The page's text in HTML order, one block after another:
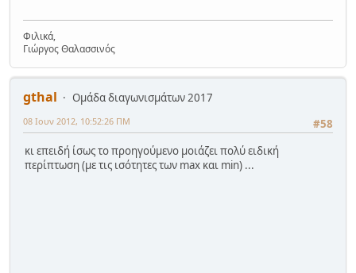
Φιλικά,
Γιώργος Θαλασσινός
gthal
Ομάδα διαγωνισμάτων 2017
#58
08 Ιουν 2012, 10:52:26 ΠΜ
κι επειδή ίσως το προηγούμενο μοιάζει πολύ ειδική
περίπτωση (με τις ισότητες των max και min) ...